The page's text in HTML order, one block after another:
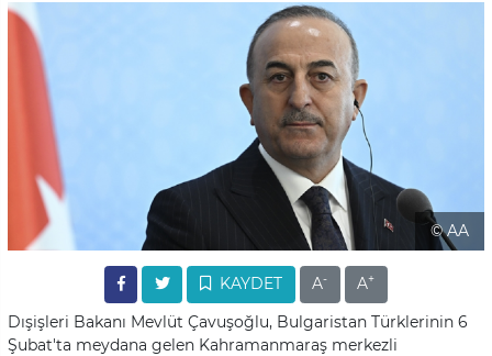
© AA
KAYDET A- A+
Dışişleri Bakanı Mevlüt Çavuşoğlu, Bulgaristan Türklerinin 6
Şubat'ta meydana gelen Kahramanmaraş merkezli